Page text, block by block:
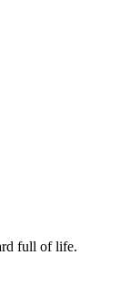
full of life.